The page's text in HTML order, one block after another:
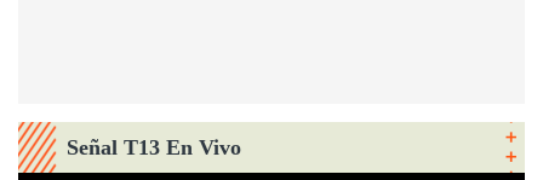
Señal T13 En Vivo